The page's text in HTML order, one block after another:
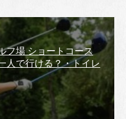
フ場 ショートコース
人で行ける？・トイレ